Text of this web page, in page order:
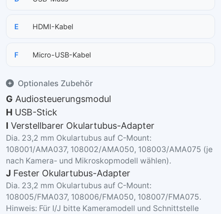
E HDMI-Kabel
F Micro-USB-Kabel
Optionales Zubehör
G Audiosteuerungsmodul
H USB-Stick
I Verstellbarer Okulartubus-Adapter
Dia. 23,2 mm Okulartubus auf C-Mount:
108001/AMA037, 108002/AMA050, 108003/AMA075 (je
nach Kamera- und Mikroskopmodell wählen).
J Fester Okulartubus-Adapter
Dia. 23,2 mm Okulartubus auf C-Mount:
108005/FMA037, 108006/FMA050, 108007/FMA075.
Hinweis: Für I/J bitte Kameramodell und Schnittstelle